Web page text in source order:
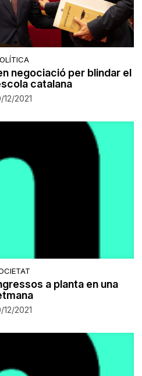
negociació per blindar el
catalana
12/2021
a planta en una
12/2021